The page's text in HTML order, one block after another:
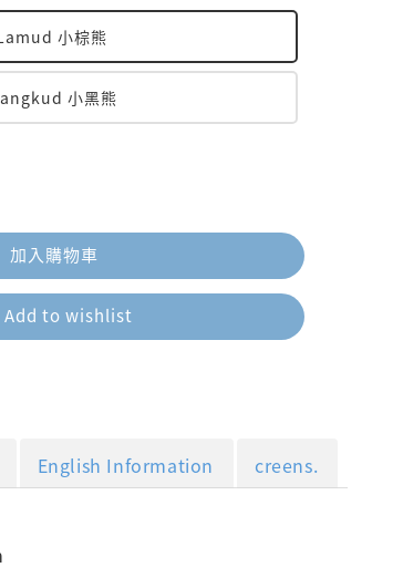
小棕熊
小黑熊
加入購物車
Add to wishlist
English Information creens.